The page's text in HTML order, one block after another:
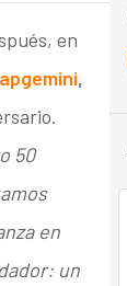
en
,
50
en
un